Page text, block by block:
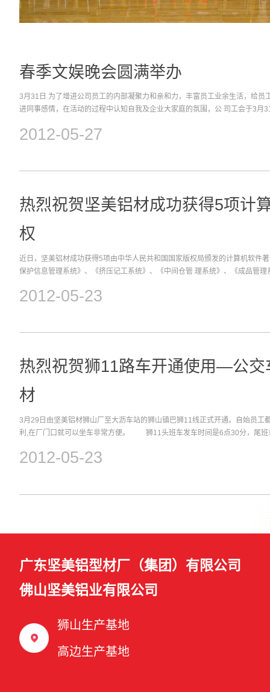
春季文娱晚会圆满举办
3月31日 为了增进公司员工的内部凝聚力和亲和力，丰富员工业余生活，给员
进同事感情，在活动的过程中认知自我及企业大家庭的氛围，公 司工会于3月
生活知 识和规章制度抢答，借以提高员工的相关方面的知识，努力提高自身
2012-05-27
热烈祝贺坚美铝材成功获得5项计
权
近日，坚美铝材成功获得5项由中华人民共和国国家版权局颁发的计算机软件
保护信息管理系统》、《挤压记工系统》、《中间仓管 理系统》、《成品管
高 管理水平和管理效率，扩大管理半径，提升核心竞争力，推动信息化和工
2012-05-23
热烈祝贺狮11路车开通使用—公交
材
3月29日由坚美铝材狮山厂至大沥车站的狮山镇巴狮11线正式开通。自始员工
利,在厂门口就可以坐车非常方便。 狮11头班车发车时间是6点30分，尾班
出行惠及沿途的村民，还为南海高新技术产业开发区北园，多家大型企业
2012-05-23
广东坚美铝型材厂（集团）有限公司
佛山坚美铝业有限公司
狮山生产基地
高边生产基地